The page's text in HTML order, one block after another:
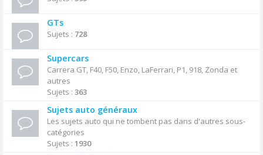
GTs
Sujets : 728
Supercars
Carrera GT, F40, F50, Enzo, LaFerrari, P1, 918, Zonda et
autres
Sujets : 363
Sujets auto généraux
Les sujets auto qui ne tombent pas dans d'autres sous-
catégories
Sujets : 1930